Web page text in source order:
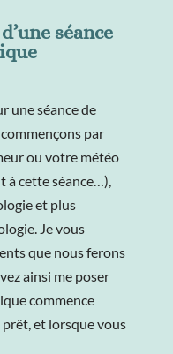
séance
une séance de
par
ou votre météo
à cette séance…),
et plus
Je vous
que nous ferons
ainsi me poser
commence
et lorsque vous